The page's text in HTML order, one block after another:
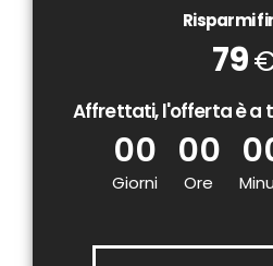
Risparmi
79
Affrettati, l'offerta è a
00
Giorni
00
Ore